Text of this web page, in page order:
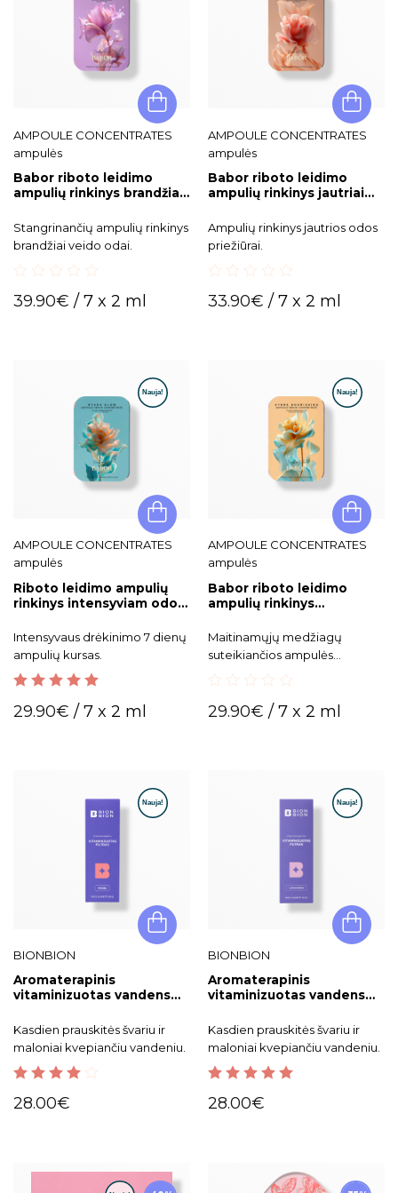
AMPOULE CONCENTRATES
ampulės
Babor riboto leidimo
ampulių rinkinys brandžiai
Stangrinančių ampulių rinkinys
brandžiai veido odai.
out
39.90€ / 7 x 2 ml
AMPOULE CONCENTRATES
ampulės
Babor riboto leidimo
ampulių rinkinys jautriai
Ampulių rinkinys jautrios odos
priežiūrai.
out
33.90€ / 7 x 2 ml
AMPOULE CONCENTRATES
ampulės
Riboto leidimo ampulių
rinkinys intensyviam odos
Hydra Glow
Intensyvaus drėkinimo 7 dienų
ampulių kursas.
out of 5
29.90€ / 7 x 2 ml
AMPOULE CONCENTRATES
ampulės
Babor riboto leidimo
ampulių rinkinys
drėkinimui ir maitinimui
Hydra Nourishing Set
Maitinamųjų medžiagų
suteikiančios ampulės
out
29.90€ / 7 x 2 ml
BIONBION
Aromaterapinis
vitaminizuotas vandens
BIONBION
Kasdien prauskitės švariu ir
maloniai kvepiančiu vandeniu.
5
28.00€
BIONBION
Aromaterapinis
vitaminizuotas vandens
BIONBION
Kasdien prauskitės švariu ir
maloniai kvepiančiu vandeniu.
28.00€